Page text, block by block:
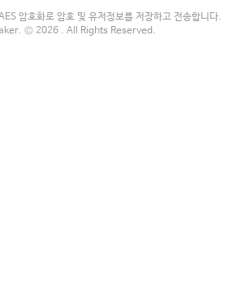
암호화로 암호 및 유저정보를 저장하고 전송합니다.
© 2026 . All Rights Reserved.